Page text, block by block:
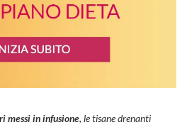
messi in infusione, le tisane drenanti